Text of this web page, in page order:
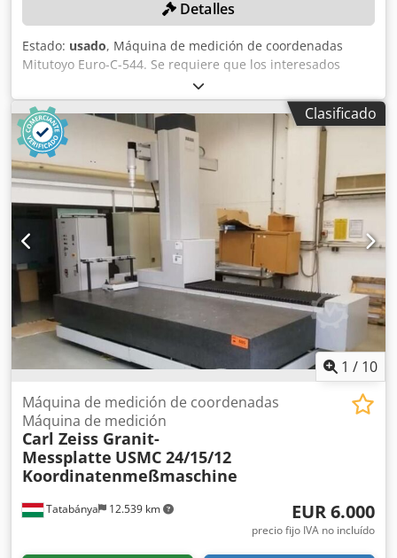
Detalles
Estado: usado, Máquina de medición de coordenadas
Mitutoyo Euro-C-544. Se requiere que los interesados
descarguen el documento solicitado por el vendedor
desde el enlace que se indica a continuación. Para las
ventas realizadas en Israel, los interesados deberán
completar únicamente la sección 1. Para las ventas de
exportación, los interesados deberán completar y devolver
las secciones 1 y 2. Dcedpfx Alszpahwj Rok Tenga en
cuenta las instrucciones de desmontaje que figuran en el
anuncio, ya que forman parte de las condiciones de venta.
Clasificado
1 / 10
Tatabánya 12.539 km
Máquina de medición de coordenadas
Máquina de medición
Carl Zeiss Granit-
Messplatte USMC 24/15/12
Koordinatenmeßmaschine
EUR 6.000
precio fijo IVA no incluído